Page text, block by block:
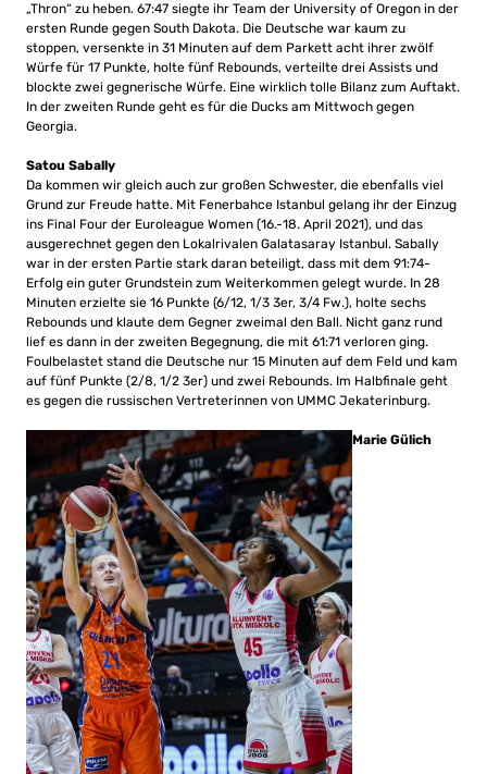
„Thron“ zu heben. 67:47 siegte ihr Team der University of Oregon in der
ersten Runde gegen South Dakota. Die Deutsche war kaum zu
stoppen, versenkte in 31 Minuten auf dem Parkett acht ihrer zwölf
Würfe für 17 Punkte, holte fünf Rebounds, verteilte drei Assists und
blockte zwei gegnerische Würfe. Eine wirklich tolle Bilanz zum Auftakt.
In der zweiten Runde geht es für die Ducks am Mittwoch gegen
Georgia.
Satou Sabally
Da kommen wir gleich auch zur großen Schwester, die ebenfalls viel
Grund zur Freude hatte. Mit Fenerbahce Istanbul gelang ihr der Einzug
ins Final Four der Euroleague Women (16.-18. April 2021), und das
ausgerechnet gegen den Lokalrivalen Galatasaray Istanbul. Sabally
war in der ersten Partie stark daran beteiligt, dass mit dem 91:74-
Erfolg ein guter Grundstein zum Weiterkommen gelegt wurde. In 28
Minuten erzielte sie 16 Punkte (6/12, 1/3 3er, 3/4 Fw.), holte sechs
Rebounds und klaute dem Gegner zweimal den Ball. Nicht ganz rund
lief es dann in der zweiten Begegnung, die mit 61:71 verloren ging.
Foulbelastet stand die Deutsche nur 15 Minuten auf dem Feld und kam
auf fünf Punkte (2/8, 1/2 3er) und zwei Rebounds. Im Halbfinale geht
es gegen die russischen Vertreterinnen von UMMC Jekaterinburg.
Marie Gülich